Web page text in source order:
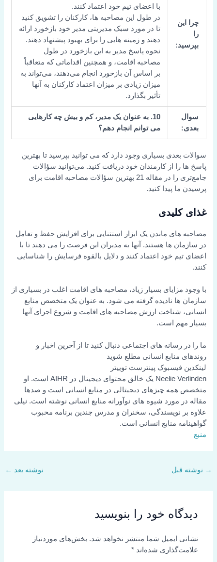
چرا این
را
بپرسید:
با اعضای تیم خود اعتماد کنند.
در طول این مصاحبه ها، کارکنان را تشویق کنید
تا در مورد سبک مدیریتی مدیر خود بازخورد ارائه
دهند و زمینه هایی را برای بهبود پیشنهاد دهند.
نحوه پاسخ مدیر به این بازخورد در طول
مصاحبه اقامت، و همچنین اقداماتی که متعاقباً
بر اساس آن بازخورد انجام می‌دهند، می‌تواند به
میزان زیادی بر میزان اعتماد کارکنان به آنها
تأثیر بگذارد.
سوال
بعدی:
10. به عنوان یک مدیر، کم و بیش چه کارهایی
می توانم انجام دهم؟
سوالات بعدی بسیاری وجود دارد که می توانید بپرسید تا بهترین
پاسخ ها را از کارمندان خود دریافت کنید. می‌توانید سؤالات
جامع‌تری را در مقاله 21 بهترین سؤالات مصاحبه اقامت برای
پرسیدن ما پیدا کنید.
غذای کلیدی
مصاحبه های ماندن یک ابزار استثنایی برای افزایش حفظ و تعامل
در سازمان ها هستند. آنها به مدیران این فرصت را می دهند تا با
اعضای تیم خود اعتماد کنند و دلایل بالقوه فرسایش را شناسایی
کنند.
با وجود مزایای بسیار زیاد، مصاحبه های اقامت اغلب در بسیاری از
سازمان ها نادیده گرفته می شود. به عنوان یک متخصص منابع
انسانی، شناخت ارزش مصاحبه های اقامت و شروع اجرای آنها
بسیار مهم است.
ما را در رسانه های اجتماعی دنبال کنید تا از آخرین اخبار و
روندهای منابع انسانی مطلع شوید
لینکدین فیسبوک پینترست توییتر
Neelie Verlinden یک خالق محتوای دیجیتال در AIHR است. او
متخصص همه چیزهای دیجیتالی در منابع انسانی است و صدها
مقاله در مورد شیوه های نوآورانه منابع انسانی نوشته است. نیلی
علاوه بر نویسندگی، سخنران و مدرس چندین برنامه محبوب
گواهینامه منابع انسانی است.
منبع
→ نوشته قبل نوشته بعد ←
دیدگاه‌ خود را بنویسید
نشانی ایمیل شما منتشر نخواهد شد. بخش‌های موردنیاز
علامت‌گذاری شده‌اند*